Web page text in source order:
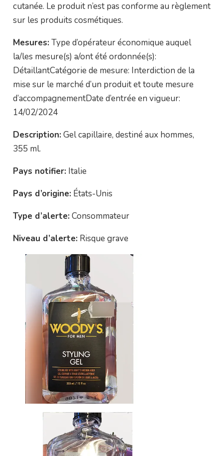
cutanée. Le produit n’est pas conforme au règlement
sur les produits cosmétiques.
Mesures: Type d’opérateur économique auquel
la/les mesure(s) a/ont été ordonnée(s):
DétaillantCatégorie de mesure: Interdiction de la
mise sur le marché d’un produit et toute mesure
d’accompagnementDate d’entrée en vigueur:
14/02/2024
Description: Gel capillaire, destiné aux hommes,
355 ml.
Pays notifier: Italie
Pays d’origine: États-Unis
Type d’alerte: Consommateur
Niveau d’alerte: Risque grave